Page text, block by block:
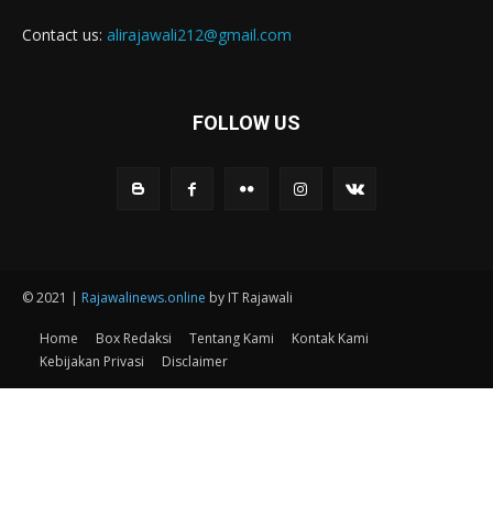
Contact us: alirajawali212@gmail.com
FOLLOW US
© 2021 | Rajawalinews.online by IT Rajawali
Home Box Redaksi Tentang Kami
Kontak Kami
Kebijakan Privasi
Disclaimer